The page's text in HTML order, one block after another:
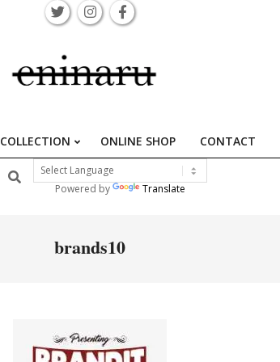
Primary
Navigation
Menu
COLLECTION ONLINE SHOP CONTACT
Search
Powered by
Translate
brands10